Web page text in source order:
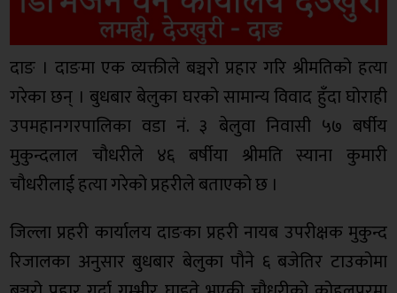
दाङ । दाङमा एक व्यक्तीले बञ्चरो प्रहार गरि श्रीमतिको हत्या
गरेका छन् । बुधबार बेलुका घरको सामान्य विवाद हुँदा घोराही
उपमहानगरपालिका वडा नं. ३ बेलुवा निवासी ५७ बर्षीय
मुकुन्दलाल चौधरीले ४६ बर्षीया श्रीमति स्याना कुमारी
चौधरीलाई हत्या गरेको प्रहरीले बताएको छ ।
जिल्ला प्रहरी कार्यालय दाङका प्रहरी नायब उपरीक्षक मुकुन्द
रिजालका अनुसार बुधबार बेलुका पौने ६ बजेतिर टाउकोमा